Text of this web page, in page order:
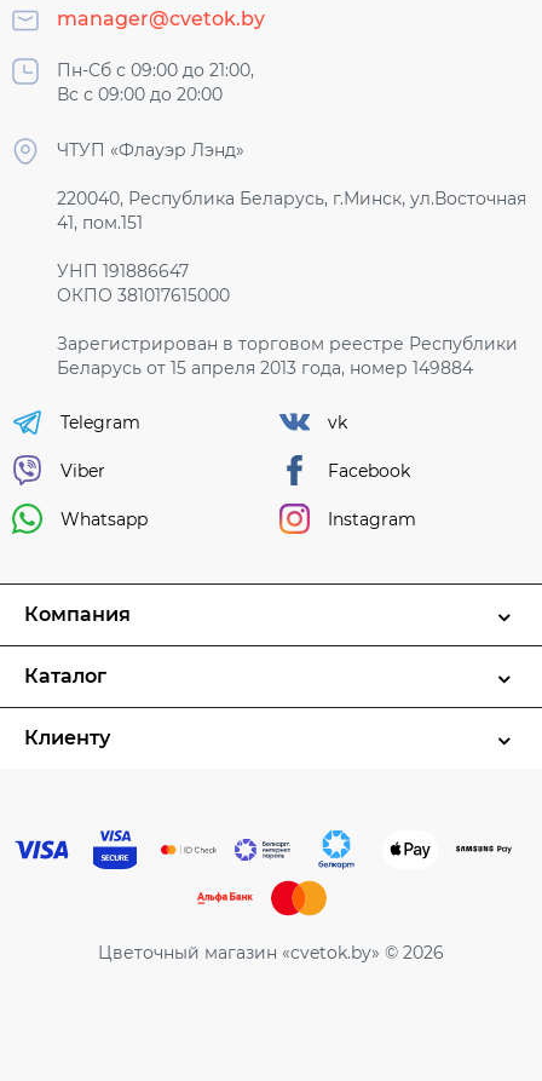
manager@cvetok.by
Пн-Сб с 09:00 до 21:00,
Вс с 09:00 до 20:00
ЧТУП «Флауэр Лэнд»
220040, Республика Беларусь, г.Минск, ул.Восточная
41, пом.151
УНП 191886647
ОКПО 381017615000
Зарегистрирован в торговом реестре Республики
Беларусь от 15 апреля 2013 года, номер 149884
Telegram
Viber
Whatsapp
vk
Facebook
Instagram
Компания
Каталог
Клиенту
Цветочный магазин «cvetok.by» © 2026